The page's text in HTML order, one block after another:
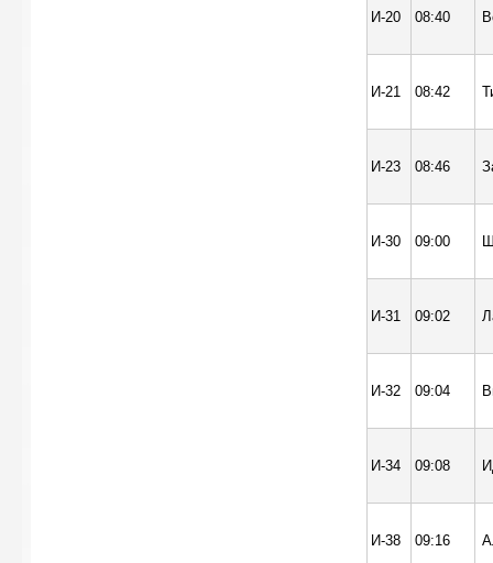
И-20 08:40
И-21 08:42
И-23 08:46
И-30 09:00
И-31 09:02
И-32 09:04
И-34 09:08
И-38 09:16